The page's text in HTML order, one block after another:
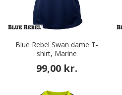
Blue Rebel Swan dame T-
shirt, Marine
99,00 kr.